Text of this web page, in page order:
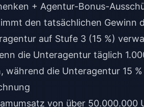
+ Agentur-Bonus-
den tatsächlichen Gewinn
auf Stufe 3 (15 %)
die Unteragentur täglich
die Unteragentur 15
von über 50.000.000